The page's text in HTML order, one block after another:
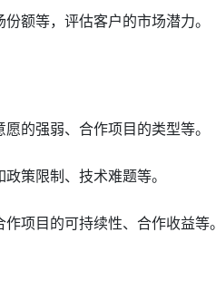
额等，评估客户的市场潜力。
的强弱、合作项目的类型等。
策限制、技术难题等。
项目的可持续性、合作收益等。